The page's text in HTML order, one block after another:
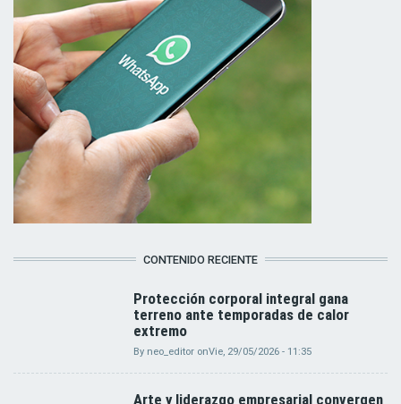
CONTENIDO RECIENTE
Protección corporal integral gana
terreno ante temporadas de calor
extremo
By neo_editor onVie, 29/05/2026 - 11:35
Arte y liderazgo empresarial convergen